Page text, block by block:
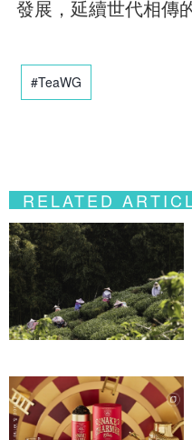
發展，延續世代相傳
#TeaWG
RELATED